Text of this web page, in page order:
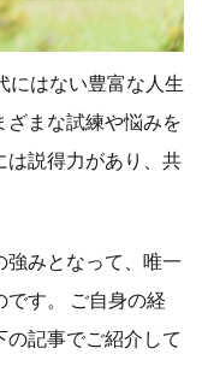
にはない豊富な人生
まな試練や悩みを
は説得力があり、共
強みとなって、唯一
す。 ご自身の経
記事でご紹介して